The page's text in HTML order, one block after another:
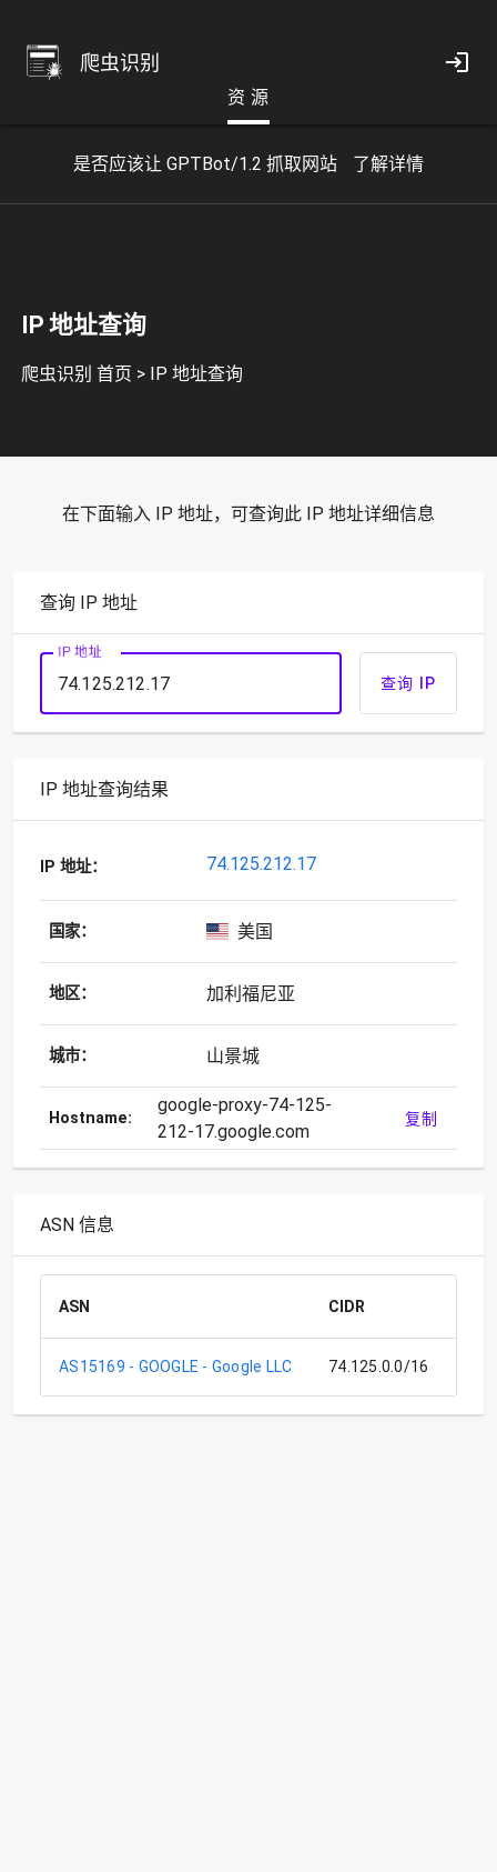
爬虫识别
资 源
是否应该让 GPTBot/1.2 抓取网站 了解详情
IP 地址查询
爬虫识别 首页 > IP 地址查询
在下面输入 IP 地址，可查询此 IP 地址详细信息
查询 IP 地址
IP 地址
查询 IP
IP 地址查询结果
IP 地址： 74.125.212.17
国家： 美国
地区： 加利福尼亚
城市： 山景城
Hostname:
google-proxy-74-125-
212-17.google.com
复制
ASN 信息
ASN CIDR
AS15169 - GOOGLE - Google LLC 74.125.0.0/16